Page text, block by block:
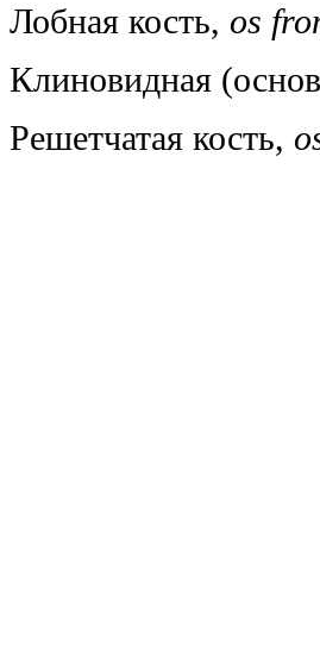
Лобная кость, os
Клиновидная
Решетчатая кость,